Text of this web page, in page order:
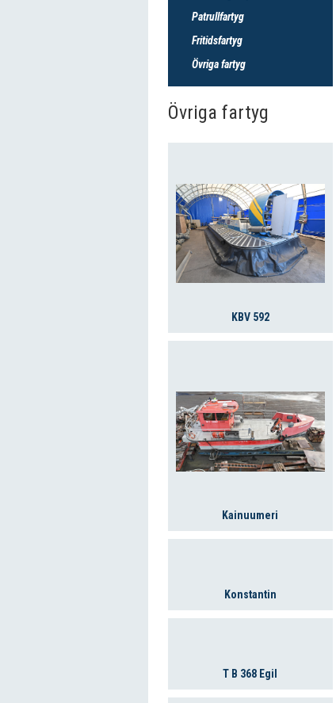
Patrullfartyg
Fritidsfartyg
Övriga fartyg
Övriga fartyg
KBV 592
Kainuumeri
Konstantin
T B 368 Egil